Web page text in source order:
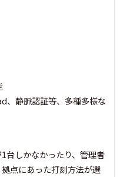
、静脈認証等、多種多様な
台しかなかったり、管理者
点にあった打刻方法が選